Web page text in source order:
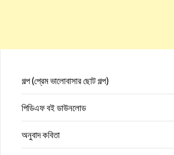
গল্প (প্রেম ভালোবাসার ছোট গল্প)
পিডিএফ বই ডাউনলোড
অনুবাদ কবিতা